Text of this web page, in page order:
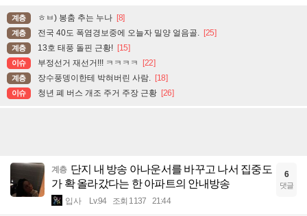
계층 ㅎㅂ) 봉춤 추는 누나 [8]
계층 전국 40도 폭염경보중에 오늘자 밀양 얼음골. [25]
계층 13호 태풍 돌핀 근황! [15]
이슈 부정선거 재선거!!! ㅋㅋㅋㅋ [22]
계층 장수풍뎅이한테 박혀버린 사람. [18]
이슈 청년 폐 버스 개조 주거 주장 근황 [26]
계층 단지 내 방송 아나운서를 바꾸고 나서 집중도
가 확 올라갔다는 한 아파트의 안내방송
입사 Lv.94 조회 1137 21:44
6
댓글